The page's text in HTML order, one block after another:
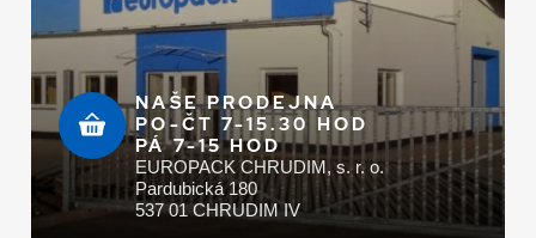
NAŠE PRODEJNA
PO-ČT 7-15.30 HOD
PÁ 7-15 HOD
EUROPACK CHRUDIM, s. r. o.
Pardubická 180
537 01 CHRUDIM IV